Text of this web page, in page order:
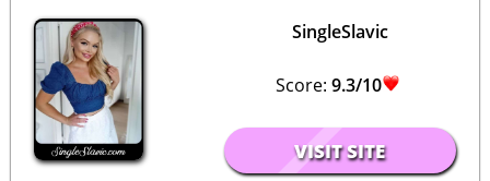
SingleSlavic
Score: 9.3/10
VISIT SITE